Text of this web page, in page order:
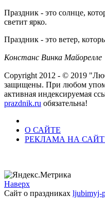
Праздник - это солнце,
светит ярко.
Праздник - это ветер,
Констанс Винка Майорелле
Copyright 2012 - © 2019
защищены. При любом
активная индексируемая
prazdnik.ru обязательна!
О САЙТЕ
РЕКЛАМА НА
Наверх
Сайт о праздниках ljubimyj-